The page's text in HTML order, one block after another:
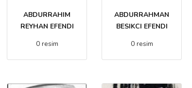
ABDURRAHIM
REYHAN EFENDI
0 resim
ABDURRAHMAN
BESIKCI EFENDI
0 resim